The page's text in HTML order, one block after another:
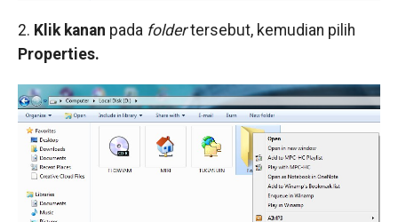
2. Klik kanan pada foldertersebut, kemudian pilih
Properties.